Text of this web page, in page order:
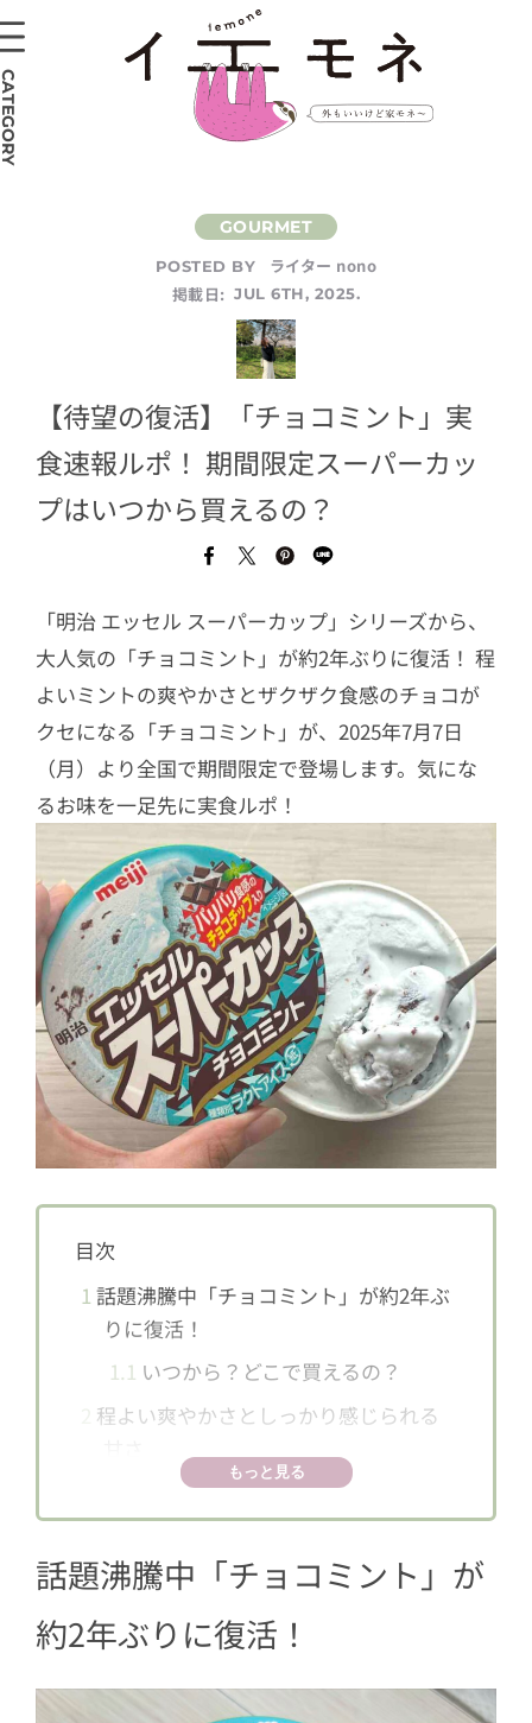
POSTED BY
ライター nono
掲載日: JUL 6TH, 2025.
【待望の復活】「チョコミント」実
食速報ルポ！ 期間限定スーパーカッ
プはいつから買えるの？
「明治 エッセル スーパーカップ」シリーズから、
大人気の「チョコミント」が約2年ぶりに復活！ 程
よいミントの爽やかさとザクザク食感のチョコが
クセになる「チョコミント」が、2025年7月7日
（月）より全国で期間限定で登場します。気にな
るお味を一足先に実食ルポ！
目次
1 話題沸騰中「チョコミント」が約2年ぶ
りに復活！
1.1 いつから？どこで買えるの？
程よい爽やかさとしっかり感じられる
ザクザク食感のチョコがクセになる
もっと見る
話題沸騰中「チョコミント」が
約2年ぶりに復活！